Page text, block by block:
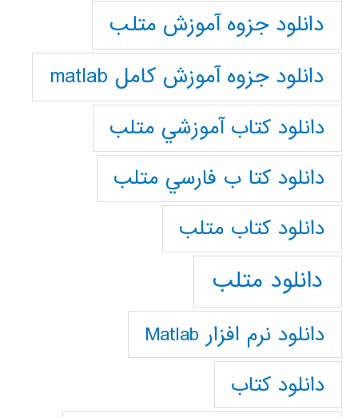
دانلود جزوه آموزش متلب
دانلود جزوه آموزش کامل matlab
دانلود كتاب آموزشي متلب
دانلود كتا ب فارسي متلب
دانلود كتاب متلب
دانلود متلب
دانلود نرم افزار Matlab
دانلود کتاب